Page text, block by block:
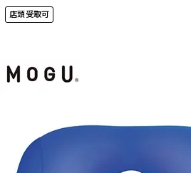
店頭受取可